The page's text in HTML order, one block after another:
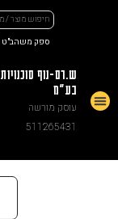
ספק משהב"ט 83362027
ש.רם-נוף סוכנויות
בע"מ
עוסק מורשה
511265431